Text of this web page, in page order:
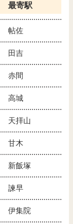
最寄駅
帖佐
田吉
赤間
高城
天拝山
甘木
新飯塚
諫早
伊集院